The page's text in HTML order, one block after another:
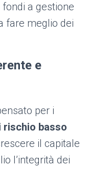
fondi a gestione
fare meglio dei
e
per i
rischio basso
il capitale
l’integrità dei